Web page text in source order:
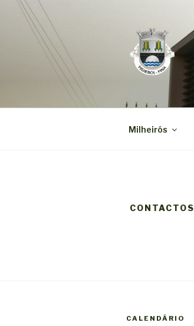
Saltar
Milheirós
CONTACTOS
CALENDÁRIO